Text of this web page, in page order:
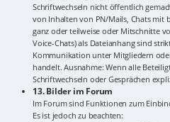
Schriftwechseln nicht öffentlich
von Inhalten von PN/Mails, Chats mit
ganz oder teilweise oder Mitschnitte
Voice-Chats) als Dateianhang sind
Kommunikation unter Mitgliedern
handelt. Ausnahme: Wenn alle
Schriftwechseln oder Gesprächen
13. Bilder im Forum
Im Forum sind Funktionen zum
Es ist jedoch zu beachten: